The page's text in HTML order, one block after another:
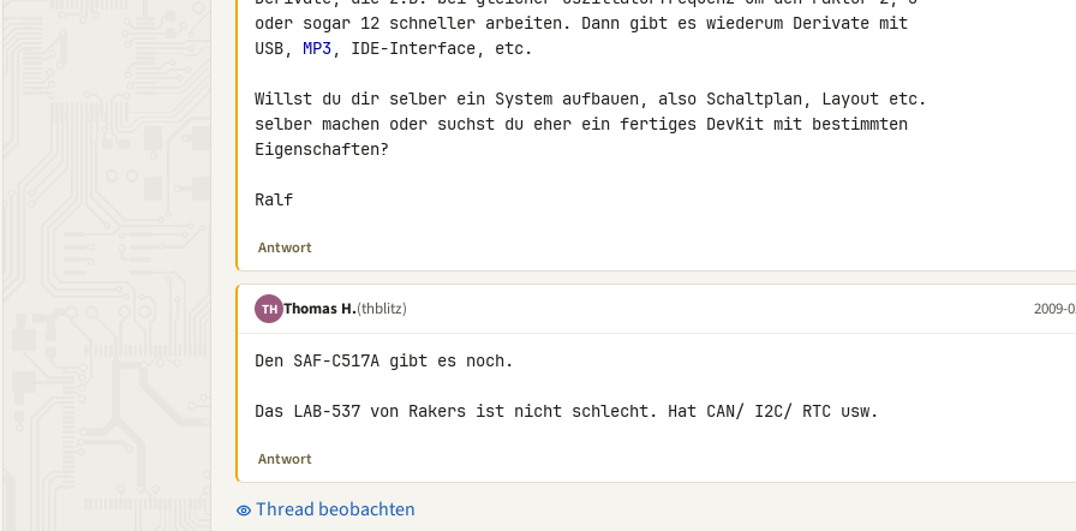
oder sogar 12 schneller arbeiten. Dann gibt es wiederum Derivate mit
USB, MP3, IDE-Interface, etc.
Willst du dir selber ein System aufbauen, also Schaltplan, Layout etc.
selber machen oder suchst du eher ein fertiges DevKit mit bestimmten
Eigenschaften?
Ralf
Antwort
TH Thomas H.(thblitz) 2009-
Den SAF-C517A gibt es noch.
Das LAB-537 von Rakers ist nicht schlecht. Hat CAN/ I2C/ RTC usw.
Antwort
Thread beobachten